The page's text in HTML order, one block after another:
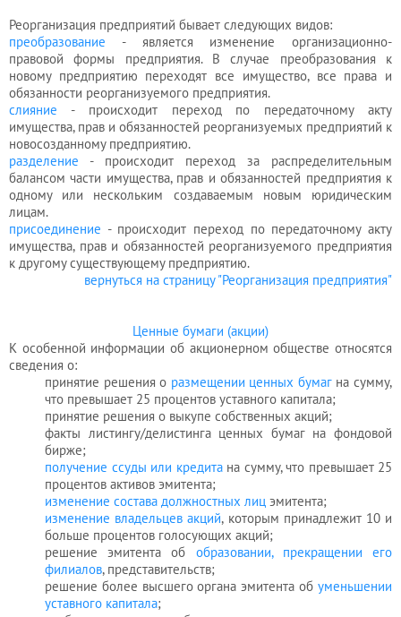
Реорганизация предприятий бывает следующих видов:
преобразование - является изменение организационно-
правовой формы предприятия. В случае преобразования к
новому предприятию переходят все имущество, все права и
обязанности реорганизуемого предприятия.
слияние - происходит переход по передаточному акту
имущества, прав и обязанностей реорганизуемых предприятий к
новосозданному предприятию.
разделение - происходит переход за распределительным
балансом части имущества, прав и обязанностей предприятия к
одному или нескольким создаваемым новым юридическим
лицам.
присоединение - происходит переход по передаточному акту
имущества, прав и обязанностей реорганизуемого предприятия
к другому существующему предприятию.
вернуться на страницу "Реорганизация предприятия"
Ценные бумаги (акции)
К особенной информации об акционерном обществе относятся
сведения о:
принятие решения о размещении ценных бумагна сумму,
что превышает 25 процентов уставного капитала;
принятие решения о выкупе собственных акций;
факты листингу/делистинга ценных бумаг на фондовой
бирже;
получение ссуды или кредитана сумму, что превышает 25
процентов активов эмитента;
изменение состава должностных лиц эмитента;
изменение владельцев акций, которым принадлежит 10 и
больше процентов голосующих акций;
решение эмитента об образовании, прекращении его
филиалов, представительств;
решение более высшего органа эмитента об уменьшении
уставного капитала;